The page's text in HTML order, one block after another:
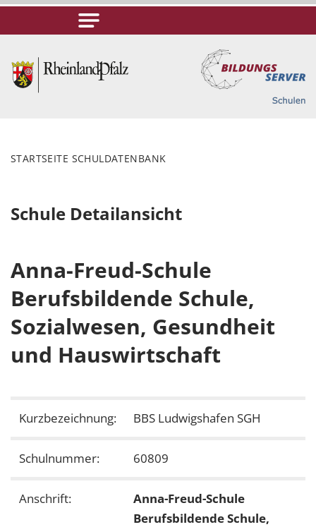
STARTSEITE SCHULDATENBANK
Schule Detailansicht
Anna-Freud-Schule
Berufsbildende Schule,
Sozialwesen, Gesundheit
und Hauswirtschaft
Kurzbezeichnung: BBS Ludwigshafen SGH
Schulnummer: 60809
Anschrift:
Anna-Freud-Schule
Berufsbildende Schule,